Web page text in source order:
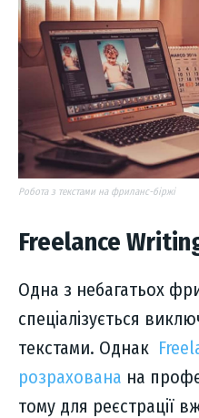
Робота з текстами на фриланс-біржі
Freelance
Одна з небагатьох
спеціалізується
текстами. Однак
розрахована на
тому для реєстрації